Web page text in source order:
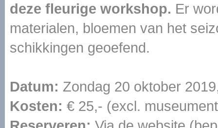
deze fleurige workshop. Er
materialen, bloemen van het
schikkingen geoefend.
Datum: Zondag 20 oktober
Kosten: € 25,- (excl.